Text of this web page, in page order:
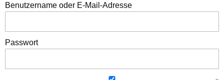
Benutzername oder E-Mail-Adresse
Passwort